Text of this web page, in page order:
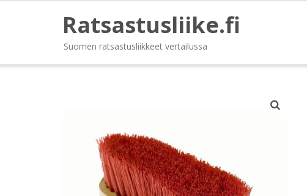
Ratsastusliike.fi
Suomen ratsastusliikkeet vertailussa